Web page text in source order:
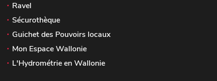
Ravel
Sécurothèque
Guichet des Pouvoirs locaux
Mon Espace Wallonie
L'Hydrométrie en Wallonie